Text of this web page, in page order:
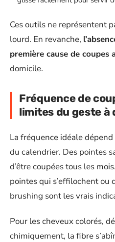
Ces outils ne représentent
lourd. En revanche,
première cause de coupes
domicile.
Fréquence de
limites du geste à
La fréquence idéale
du calendrier. Des pointes
d’être coupées tous les
pointes qui s’effilochent
brushing sont les vrais
Pour les cheveux colorés,
chimiquement, la fibre